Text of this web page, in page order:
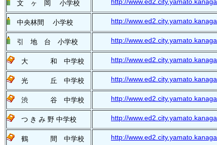
文 ヶ 岡 小学校 http://
中央林間 小学校 http://
引 地 台 小学校 http://
大 和 中学校 http://
光 丘 中学校 http://
渋 谷 中学校 http://
つ き み 野 中学校 http://
鶴 間 中学校 http://